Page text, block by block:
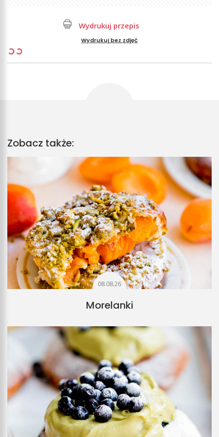
Wydrukuj przepis
Wydrukuj bez zdjęć
Zobacz także:
08.08.26
Morelanki